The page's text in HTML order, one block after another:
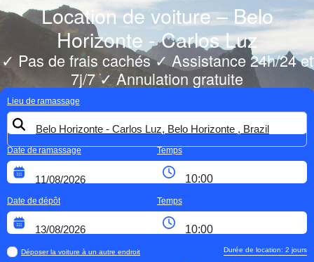
Location de voiture – Belo
Horizonte - Carlos Luz
✓ Pas de frais cachés ✓ Assistance 24h/24 et
7j/7 ✓ Annulation gratuite
Lieu de ramassage
Date de ramassage Temps
Date de dépôt Temps
Déposer la voiture à un autre endroit Durée de location: 2 jours